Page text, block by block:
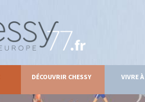
DÉCOUVRIR CHESSY VIVRE